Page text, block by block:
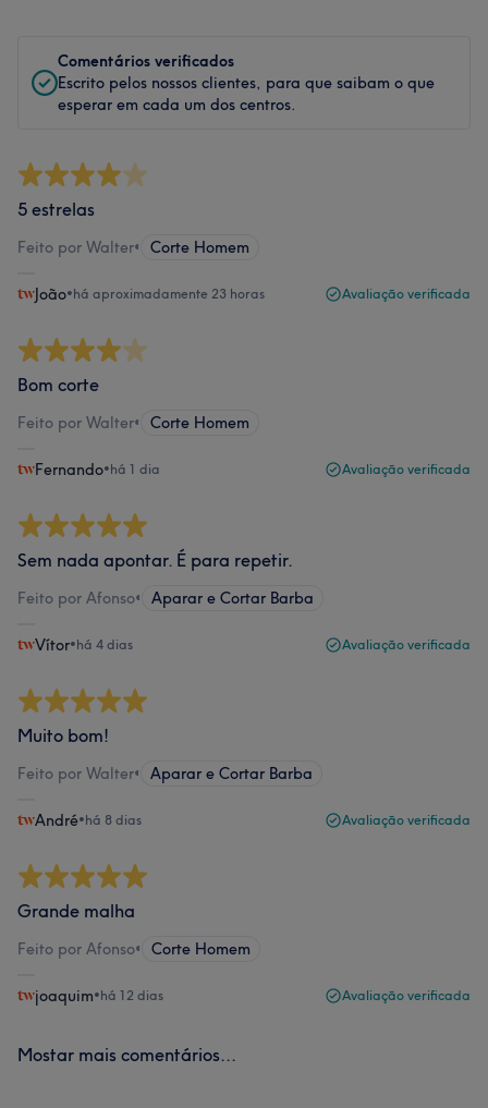
Comentários verificados
Escrito pelos nossos clientes, para que saibam o que
esperar em cada um dos centros.
5 estrelas
Feito por Walter• Corte Homem
João•há aproximadamente 23 horas Avaliação verificada
Bom corte
Feito por Walter• Corte Homem
Fernando•há 1 dia Avaliação verificada
Sem nada apontar. É para repetir.
Feito por Afonso• Aparar e Cortar Barba
Vítor•há 4 dias Avaliação verificada
Muito bom!
Feito por Walter• Aparar e Cortar Barba
André•há 8 dias Avaliação verificada
Grande malha
Feito por Afonso• Corte Homem
joaquim•há 12 dias Avaliação verificada
Mostar mais comentários...